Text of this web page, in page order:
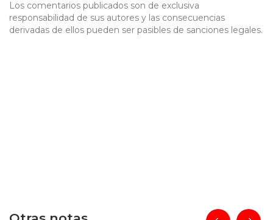
Los comentarios publicados son de exclusiva
responsabilidad de sus autores y las consecuencias
derivadas de ellos pueden ser pasibles de sanciones legales.